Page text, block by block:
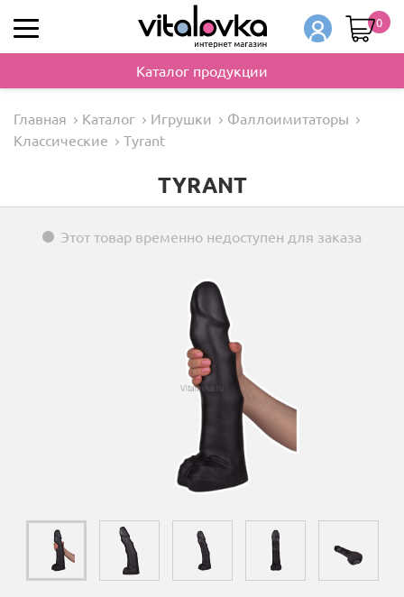
0
Каталог продукции
Главная Каталог Игрушки
Фаллоимитаторы
Классические
Tyrant
TYRANT
Этот товар временно недоступен для заказа